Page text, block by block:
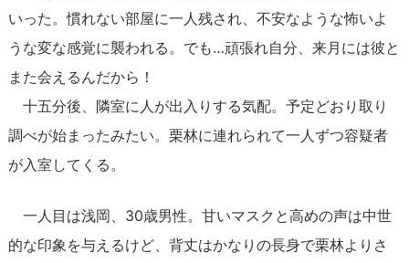
いった。慣れない部屋に一人残され、不安なような怖いよ
うな変な感覚に襲われる。でも…頑張れ自分、来月には彼と
また会えるんだから！
十五分後、隣室に人が出入りする気配。予定どおり取り
調べが始まったみたい。栗林に連れられて一人ずつ容疑者
が入室してくる。
一人目は浅岡、30歳男性。甘いマスクと高めの声は中世
的な印象を与えるけど、背丈はかなりの長身で栗林よりさ